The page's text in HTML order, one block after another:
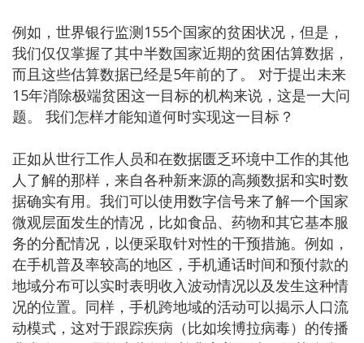
例如，世界银行监测155个国家的贫困状况，但是，
我们仅仅掌握了其中半数国家近期的贫困估算数据，
而且这些估算数据已经是5年前的了。 对于提出未来
15年消除极端贫困这一目标的机构来说，这是一大问
题。 我们怎样才能知道何时实现这一目标？
正如从世行工作人员和在数据匮乏环境中工作的其他
人了解的那样，来自各种新来源的高频数据和实时数
据确实有用。我们可以使用数字信号来了解一个国家
微观层面发生的情况，比如食品、药物和其它基本服
务的分配情况，以便采取针对性的干预措施。例如，
在手机普及率较高的地区，手机通话时间和预付款的
地域分布可以实时表明收入波动情况以及发生这种情
况的位置。同样，手机跨地域的活动可以揭示人口流
动模式，这对于跟踪疾病（比如埃博拉病毒）的传播